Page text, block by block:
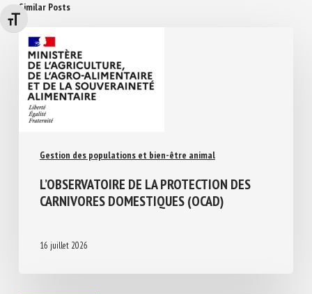
Changer la taille de la police
Similar Posts
Gestion des populations et bien-être animal
L’OBSERVATOIRE DE LA PROTECTION DES
CARNIVORES DOMESTIQUES (OCAD)
16 juillet 2026